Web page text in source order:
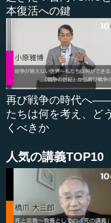
ほど述べたシリア情勢
の双方の可能性がある
本復活への鍵
再び戦争の時代へ
たちは何を考え、ど
くべきか
人気の講義TOP10